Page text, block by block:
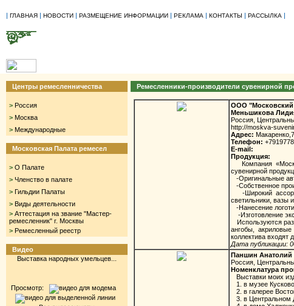
| ГЛАВНАЯ | НОВОСТИ | РАЗМЕЩЕНИЕ ИНФОРМАЦИИ | РЕКЛАМА | КОНТАКТЫ | РАССЫЛКА |
Центры ремесленничества
> Россия
> Москва
> Международные
Московская Палата ремесел
> О Палате
> Членство в палате
> Гильдии Палаты
> Виды деятельности
> Аттестация на звание "Мастер-
ремесленник" г. Москвы
> Ремесленный реестр
Видео
Выставка народных умельцев...
Просмотр:
Ремесленники-производители сувенирной
ООО "Московский
Меньшикова
Россия,
http://moskva-
Адрес:
Телефон:
E-mail:
Продукция:
Компания
сувенирной
-Оригинальные
-Собственное
-Широкий
светильники, вазы
-Нанесение
-Изготовление
Используются
ангобы,
коллектива входят
Дата публикации:
Паншин Анатолий
Россия,
Номенклатура
Выставки моих
1. в музее Кусково
2. в галерее
3. в Центральном